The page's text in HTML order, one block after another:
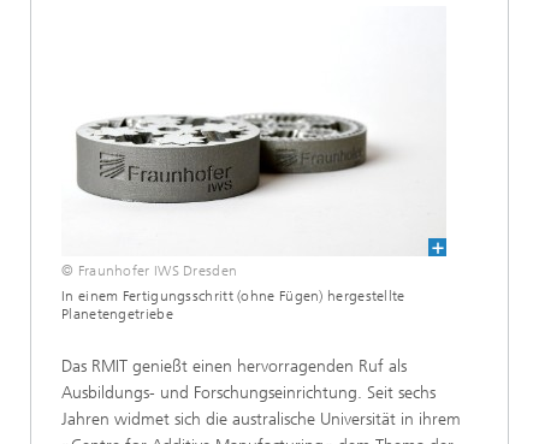
© Fraunhofer IWS Dresden
In einem Fertigungsschritt (ohne Fügen) hergestellte
Planetengetriebe
Das RMIT genießt einen hervorragenden Ruf als
Ausbildungs- und Forschungseinrichtung. Seit sechs
Jahren widmet sich die australische Universität in ihrem